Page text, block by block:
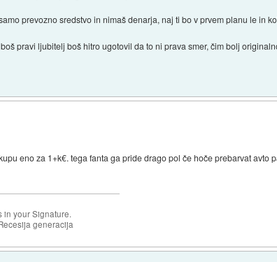
prevozno sredstvo in nimaš denarja, naj ti bo v prvem planu le in
pravi ljubitelj boš hitro ugotovil da to ni prava smer, čim bolj
eno za 1+k€. tega fanta ga pride drago pol če hoče prebarvat avto
in your Signature.
generacija